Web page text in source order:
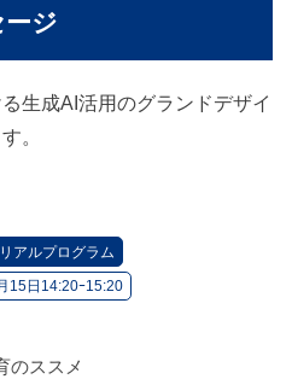
ジ
生成AI活用のグランドデザイ
。
アルプログラム
15日14:20ｰ15:20
のススメ